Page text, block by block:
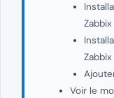
Voir le